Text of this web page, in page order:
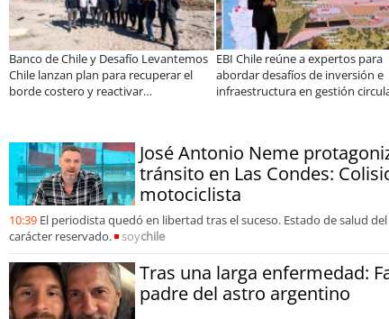
Banco de Chile y Desafío Levantemos
Chile lanzan plan para recuperar el
borde costero y reactivar
EBI Chile reúne a expertos para
abordar desafíos de inversión e
infraestructura en gestión
José Antonio Neme
tránsito en Las Condes:
motociclista
10:39 El periodista quedó en libertad tras el suceso. Estado de salud
carácter reservado.
soychile
Tras una larga enfermedad:
padre del astro argentino